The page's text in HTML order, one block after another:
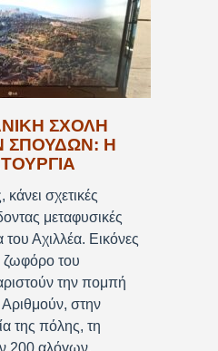
ΣΧΟΛΗ
ΣΠΟΥΔΩΝ: Η
σχετικές
μεταφυσικές
του Αχιλλέα. Εικόνες
ζωφόρο του
την πομπή
στην
της πόλης, τη
200 αλόγων.